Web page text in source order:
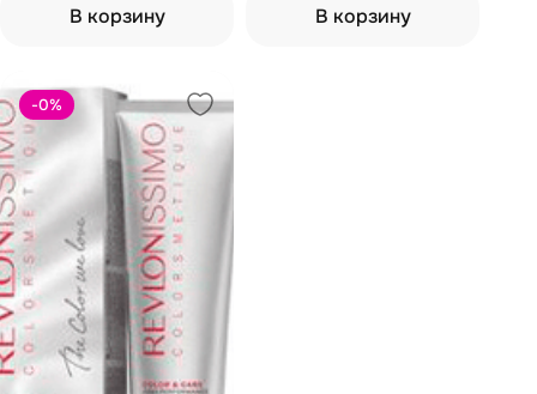
В корзину В корзину
-0%